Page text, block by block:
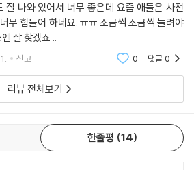
잘 나와 있어서 너무 좋은데 요즘 애들은 사전
무 힘들어 하네요. ㅠㅠ 조금씩 조금씩 늘려야
잘 찾겠죠 ..
신고 0 댓글0
리뷰 전체보기
한줄평 14